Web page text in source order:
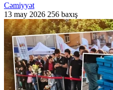
Cəmiyyət
13 may 2026 256 baxış